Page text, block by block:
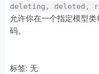
deleting, deleted,
允许你在一个指定模型
码。
标签: 无